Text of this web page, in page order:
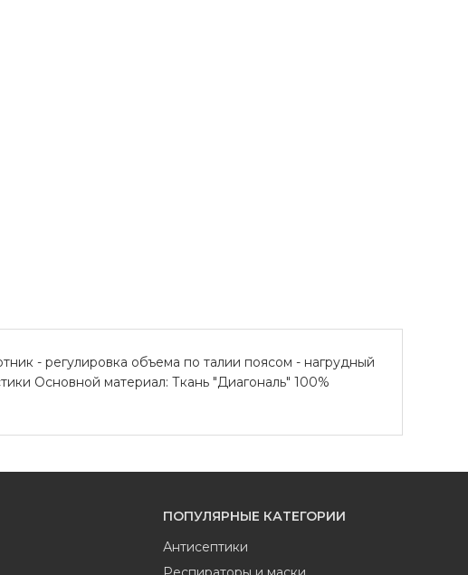
- регулировка объема по талии поясом - нагрудный
Основной материал: Ткань "Диагональ" 100%
ПОПУЛЯРНЫЕ КАТЕГОРИИ
Антисептики